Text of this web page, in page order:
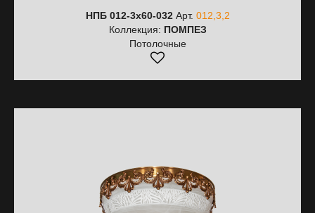
НПБ 012-3х60-032Арт. 012,3,2
Коллекция: ПОМПЕЗ
Потолочные